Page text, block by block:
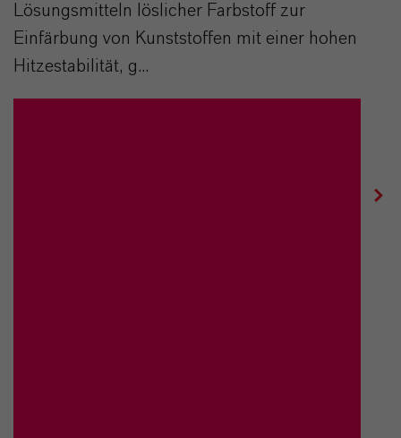
Lösungsmitteln löslicher Farbstoff zur
Einfärbung von Kunststoffen mit einer hohen
Hitzestabilität, g...